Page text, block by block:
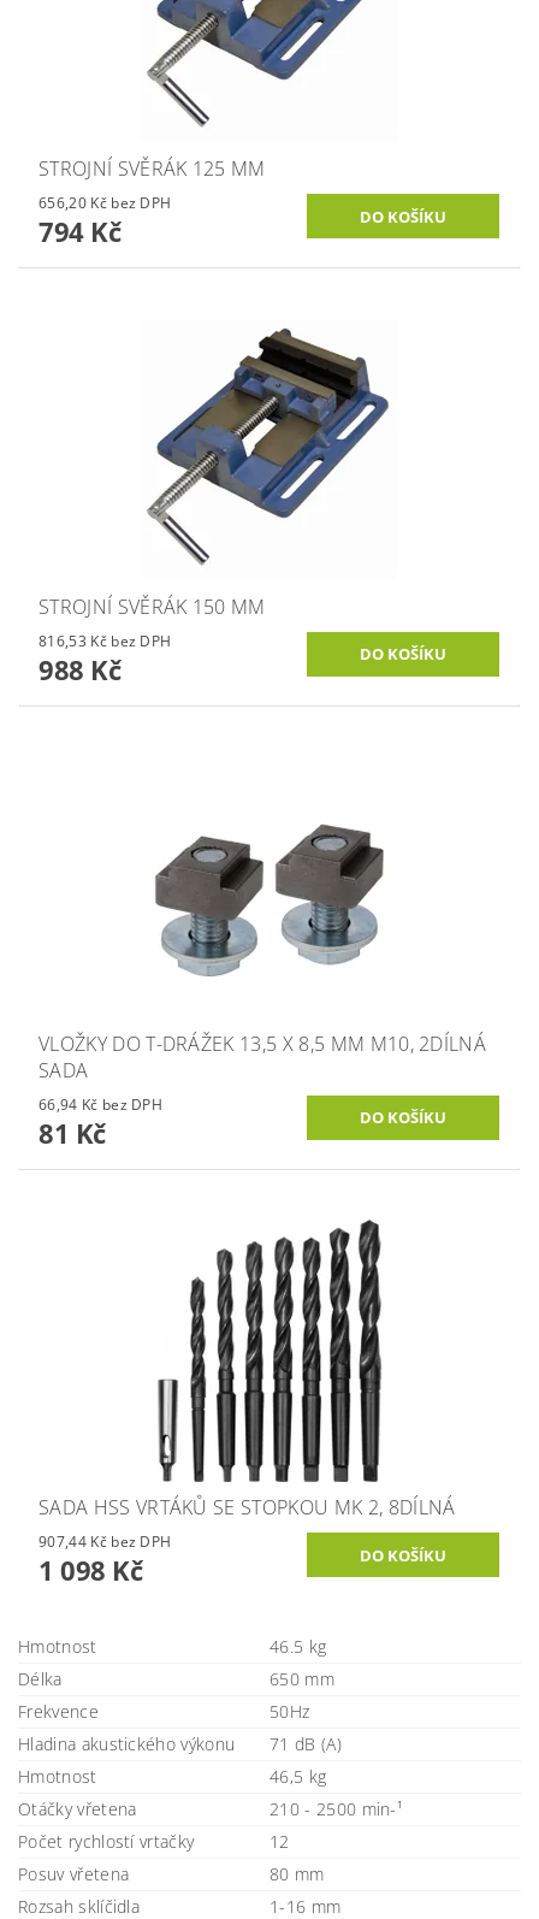
STROJNÍ SVĚRÁK 125 MM
656,20 Kč bez DPH
794 Kč
STROJNÍ SVĚRÁK 150 MM
816,53 Kč bez DPH
988 Kč
VLOŽKY DO T-DRÁŽEK 13,5 X 8,5 MM M10, 2DÍLNÁ
SADA
66,94 Kč bez DPH
81 Kč
SADA HSS VRTÁKŮ SE STOPKOU MK 2, 8DÍLNÁ
907,44 Kč bez DPH
1 098 Kč
Hmotnost
46.5 kg
Délka
650 mm
Frekvence
50Hz
Hladina akustického výkonu
71 dB (A)
Hmotnost
46,5 kg
Otáčky vřetena
210 - 2500 min-¹
Počet rychlostí vrtačky
12
Posuv vřetena
80 mm
Rozsah sklíčidla
1-16 mm